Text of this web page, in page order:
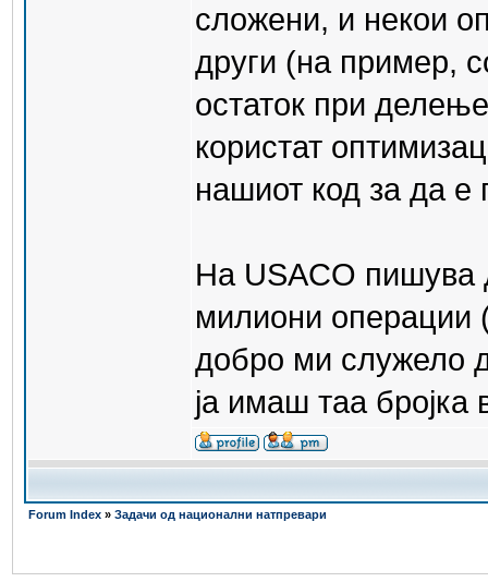
сложени, и некои
други (на пример,
остаток при
користат
нашиот код за да е
На USACO пишува
милиони операции
добро ми служело
ја имаш таа бројка
Forum Index » Задачи од национални натпревари